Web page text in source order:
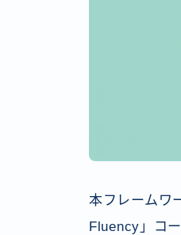
本フレームワ
Fluency」コ